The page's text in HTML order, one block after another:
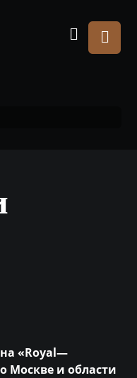
«Royal—
Москве и области